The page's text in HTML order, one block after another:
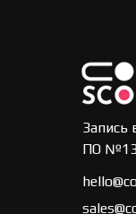
Запись
ПО